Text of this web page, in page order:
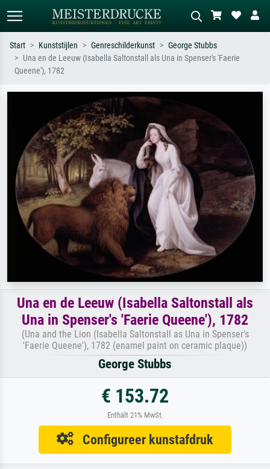
Standaard zoeken
Monet, Sterrennacht, impressionisme,
Hokusai-golf, naakt.
weide, abstract met veel rood, donker
olieverfschilderij, staand naakt naast
een boom.
Start Kunststijlen Genreschilderkunst
George Stubbs
Una en de Leeuw (Isabella Saltonstall als Una in Spenser's 'Faerie
Queene'), 1782
Una en de Leeuw (Isabella Saltonstall als
Una in Spenser's 'Faerie Queene'), 1782
(Una and the Lion (Isabella Saltonstall as Una in Spenser's
'Faerie Queene'), 1782 (enamel paint on ceramic plaque))
George Stubbs
€ 153.72
Enthält 21% MwSt.
Configureer kunstafdruk